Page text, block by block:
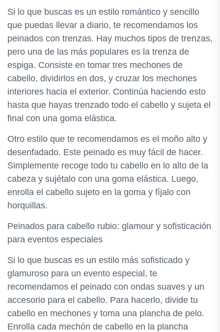
Si lo que buscas es un estilo romántico y sencillo
que puedas llevar a diario, te recomendamos los
peinados con trenzas. Hay muchos tipos de trenzas,
pero una de las más populares es la trenza de
espiga. Consiste en tomar tres mechones de
cabello, dividirlos en dos, y cruzar los mechones
interiores hacia el exterior. Continúa haciendo esto
hasta que hayas trenzado todo el cabello y sujeta el
final con una goma elástica.
Otro estilo que te recomendamos es el moño alto y
desenfadado. Este peinado es muy fácil de hacer.
Simplemente recoge todo tu cabello en lo alto de la
cabeza y sujétalo con una goma elástica. Luego,
enrolla el cabello sujeto en la goma y fíjalo con
horquillas.
Peinados para cabello rubio: glamour y sofisticación
para eventos especiales
Si lo que buscas es un estilo más sofisticado y
glamuroso para un evento especial, te
recomendamos el peinado con ondas suaves y un
accesorio para el cabello. Para hacerlo, divide tu
cabello en mechones y toma una plancha de pelo.
Enrolla cada mechón de cabello en la plancha